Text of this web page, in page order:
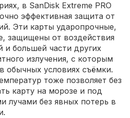
в SanDisk Extreme PRO
эффективная защита от
Эти карты ударопрочные,
защищены от воздействия
и большей части других
излучения, с которым
обычных условиях съёмки.
тоже позволяет без
карту на морозе и под
лучами без явных потерь в